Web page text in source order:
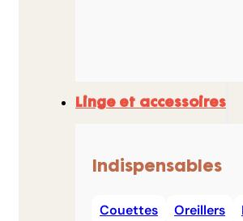
Linge et accessoires
Indispensables
Couettes Oreillers